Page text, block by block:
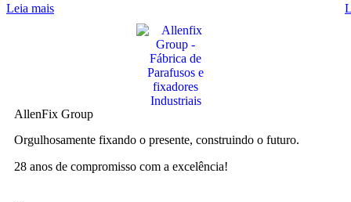
Leia mais
AllenFix Group
Orgulhosamente fixando o presente, construindo o futuro.
28 anos de compromisso com a excelência!